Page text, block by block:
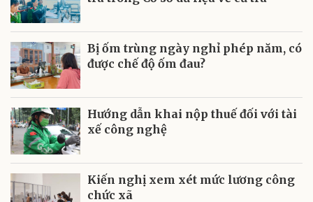
Bị ốm trùng ngày nghỉ phép năm, có
được chế độ ốm đau?
Hướng dẫn khai nộp thuế đối với tài
xế công nghệ
Kiến nghị xem xét mức lương công
chức xã